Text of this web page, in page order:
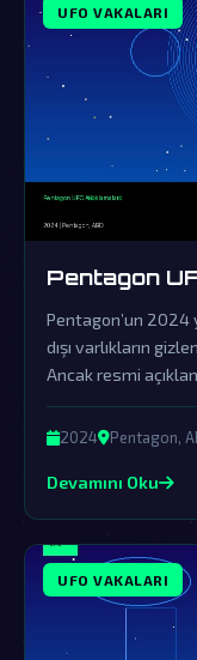
UFO VAKALARI
Pentagon
Pentagon’un 2024
dışı varlıkların
Ancak resmi
yapılan sinsi bir
2024 Pentagon,
Devamını Oku
UFO VAKALARI